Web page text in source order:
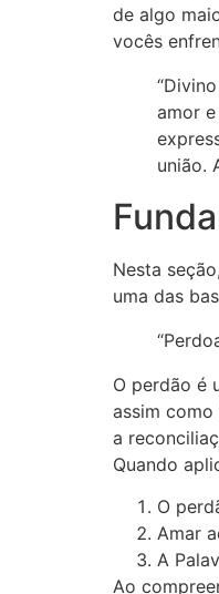
de algo
vocês
amor
união.
Nesta
uma das
O perdão é
assim
a
Quando
O
Amar
A
Ao